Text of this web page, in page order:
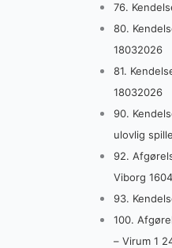
76.
80.
18032026
81.
18032026
90.
ulovlig
92.
Viborg
93.
100.
– Virum 1